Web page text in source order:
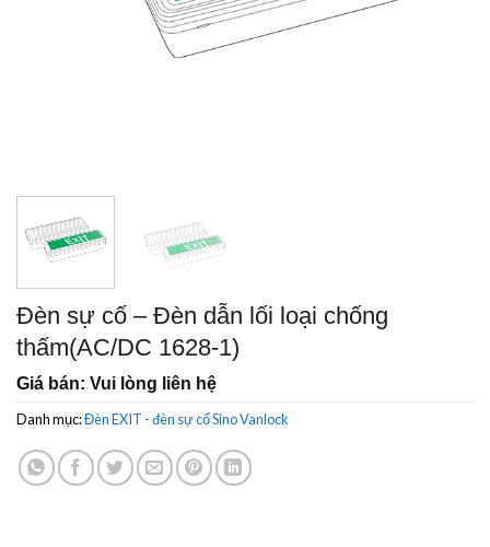
Đèn sự cố – Đèn dẫn lối loại chống
thấm(AC/DC 1628-1)
Giá bán: Vui lòng liên hệ
Danh mục:Đèn EXIT - đèn sự cố Sino Vanlock